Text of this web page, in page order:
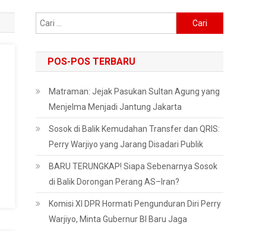
untuk:
POS-POS TERBARU
Matraman: Jejak Pasukan Sultan Agung yang
Menjelma Menjadi Jantung Jakarta
Sosok di Balik Kemudahan Transfer dan QRIS:
Perry Warjiyo yang Jarang Disadari Publik
BARU TERUNGKAP! Siapa Sebenarnya Sosok
di Balik Dorongan Perang AS–Iran?
Komisi XI DPR Hormati Pengunduran Diri Perry
Warjiyo, Minta Gubernur BI Baru Jaga